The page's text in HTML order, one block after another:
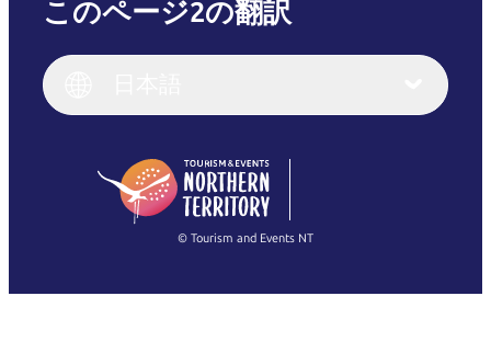
このページ2の翻訳
English (US)
English
(Singapore)
Français
繁體中文
© Tourism and Events NT